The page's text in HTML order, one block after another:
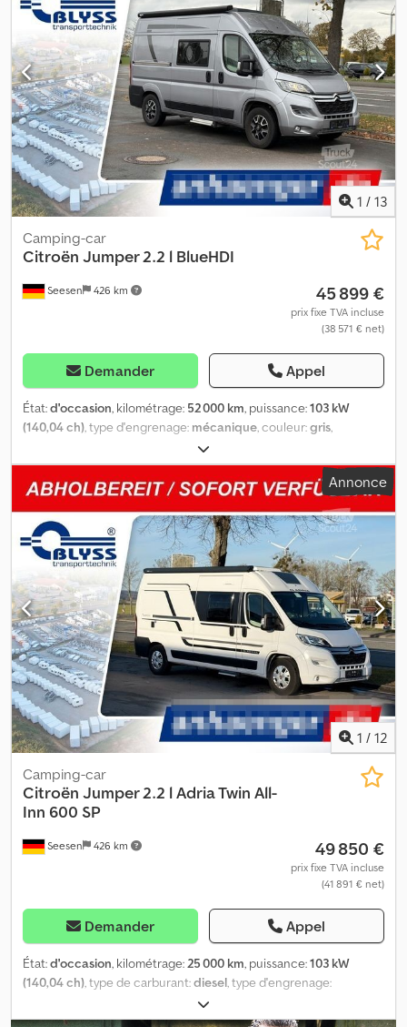
verrouillage centralisé
, * Direction assistée * Cloison de
séparation * Verrouillage centralisé Aide au stationnement :
caméra * vitres électriques Dsdpfjzlpxwsx Ah Ejck * 2 places *
hayon arrière * radio Dimensions intérieures de l'espace de
chargement : L 4,20 l 2,16 H 1,99 mètre Charge utile : 1030 kg Le
véhicule est en bon état ! Pas de TÜV
1 / 13
Seesen 426 km
Camping-car
Citroën Jumper 2.2 l BlueHDI
45 899 €
prix fixe TVA incluse
(38 571 € net)
Demander Appel
État:d'occasion, kilométrage: 52 000 km, puissance:103 kW
(140,04 ch) , type d'engrenage: mécanique , couleur:gris
05/2023
Équipement:a eu un accident, Citroën Jumper 2.2 l BlueHDI
Données techniques : * 1ère mise en circulation : 05/2023 *
Kilométrage : 52 000 km * Puissance : 103 kW * Boîte de vitesses :
manuelle Dodoxricpepfx Ah Eock * PTAC : 3 500 kg * Porte-
documents (smartphone/tablette) * Peinture métallisée Artense
Gris * Sièges en cabine conducteur * Équipement de série *
Filtre à particules * Faibles émissions selon la norme Euro 6d *
Porte coulissante côté droit compartiment de
chargement/passagers * Lit double * Couchages * Lit double fixe
à l’arrière ÉQUIPEMENT ESPACE HABITABLE * Fenêtres espace de
vie : 4 * Lanterneau de toit avec store occultant : 2 * Couchages :
2 * Lit arrière (env. mm) : 1 960 x 1 200 / 1 410 * Lit transversal côté
porte coulissante (env. mm, SA) : 1 800 x 500 Véhicule réparé suite
à dommages
Annonce
1 / 12
Seesen 426 km
Camping-car
Citroën Jumper 2.2 l Adria Twin All-
Inn 600 SP
49 850 €
prix fixe TVA incluse
(41 891 € net)
Demander Appel
État:d'occasion, kilométrage:25 000 km, puissance:103 kW
(140,04 ch), type de carburant:diesel, type d'engrenage:
, première immatriculation:
d'essieux:2 essieux, poids total:3 500 kg, Année de construction: